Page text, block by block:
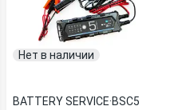
Нет в наличии
BATTERY SERVICE·BSC5